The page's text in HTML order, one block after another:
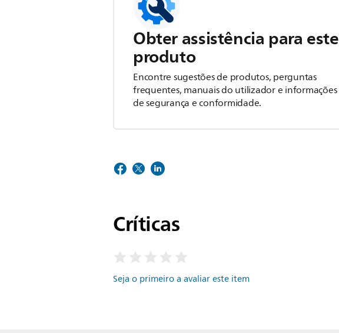
Obter assistência para este
produto
Encontre sugestões de produtos, perguntas
frequentes, manuais do utilizador e informações
de segurança e conformidade.
Críticas
Seja o primeiro a avaliar este item